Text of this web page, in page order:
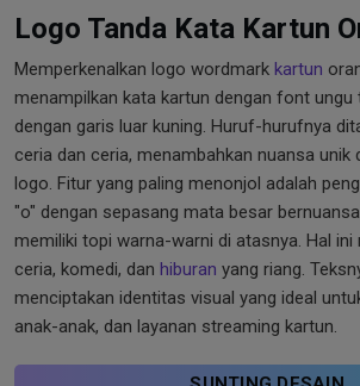
Logo Tanda Kata Kartun
Memperkenalkan logo wordmark kartun
menampilkan kata kartun dengan font ungu
dengan garis luar kuning. Huruf-hurufnya
ceria dan ceria, menambahkan nuansa unik
logo. Fitur yang paling menonjol adalah
"o" dengan sepasang mata besar
memiliki topi warna-warni di atasnya. Hal ini
ceria, komedi, dan hiburan yang riang.
menciptakan identitas visual yang ideal
anak-anak, dan layanan streaming kartun.